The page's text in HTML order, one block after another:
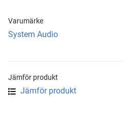
Varumärke
System Audio
Jämför produkt
Jämför produkt